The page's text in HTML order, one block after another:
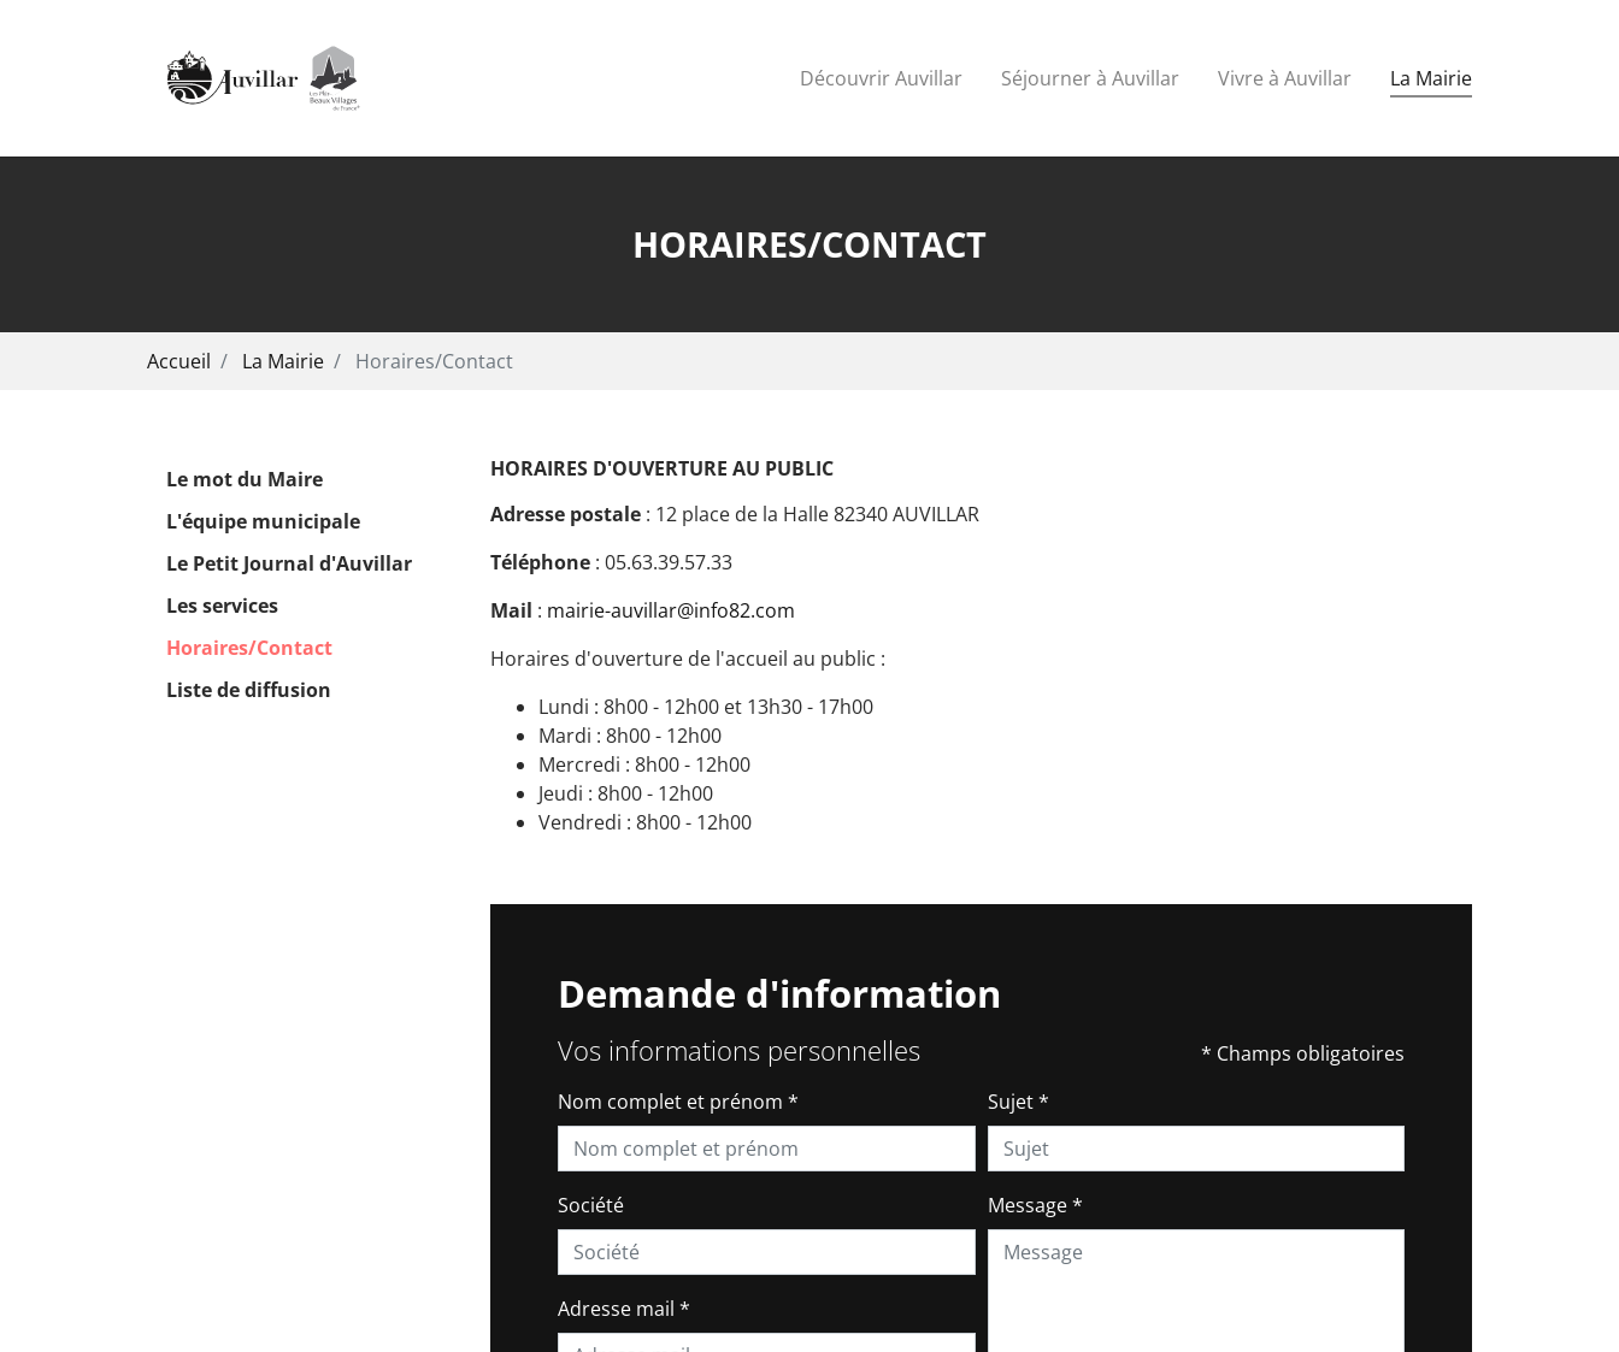
Découvrir Auvillar Séjourner à Auvillar Vivre à Auvillar La Mairie
HORAIRES/CONTACT
Accueil La Mairie Horaires/Contact
Le mot du Maire
L'équipe municipale
Le Petit Journal d'Auvillar
Les services
Horaires/Contact(current)
Liste de diffusion
HORAIRES D'OUVERTURE AU PUBLIC
Adresse postale : 12 place de la Halle 82340 AUVILLAR
Téléphone : 05.63.39.57.33
Mail : mairie-auvillar@info82.com
Horaires d'ouverture de l'accueil au public :
Lundi : 8h00 - 12h00 et 13h30 - 17h00
Mardi : 8h00 - 12h00
Mercredi : 8h00 - 12h00
Jeudi : 8h00 - 12h00
Vendredi : 8h00 - 12h00
Demande d'information
Vos informations personnelles
* Champs obligatoires
Nom complet et prénom *
Société
Adresse mail *
Sujet*
Message*